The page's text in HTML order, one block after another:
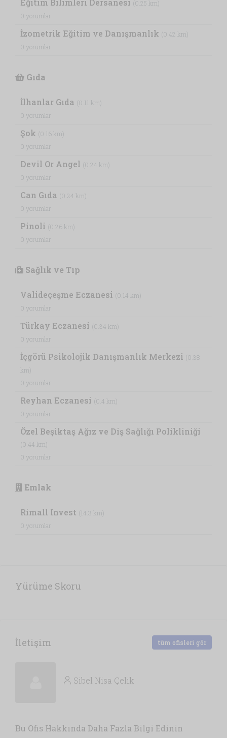
Eğitim Bilimleri Dersanesi (0.25 km)
0 yorumlar
İzometrik Eğitim ve Danışmanlık (0.42 km)
0 yorumlar
Gıda
İlhanlar Gıda (0.11 km)
0 yorumlar
Şok (0.16 km)
0 yorumlar
Devil Or Angel (0.24 km)
0 yorumlar
Can Gıda (0.24 km)
0 yorumlar
Pinoli (0.26 km)
0 yorumlar
Sağlık ve Tıp
Valideçeşme Eczanesi (0.14 km)
0 yorumlar
Türkay Eczanesi (0.34 km)
0 yorumlar
İçgörü Psikolojik Danışmanlık Merkezi (0.38
km)
0 yorumlar
Reyhan Eczanesi (0.4 km)
0 yorumlar
Özel Beşiktaş Ağız ve Diş Sağlığı Polikliniği
(0.44 km)
0 yorumlar
Emlak
Rimall Invest (14.3 km)
0 yorumlar
Yürüme Skoru
İletişim tüm ofisleri gör
Sibel Nisa Çelik
Bu Ofis Hakkında Daha Fazla Bilgi Edinin